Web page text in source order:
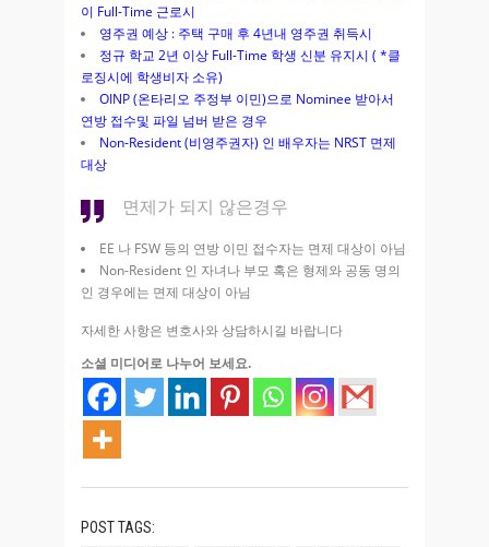
이 Full-Time 근로시
영주권 예상 : 주택 구매 후 4년내 영주권 취득시
정규 학교 2년 이상 Full-Time 학생 신분 유지시 ( *클
로징시에 학생비자 소유)
OINP (온타리오 주정부 이민)으로 Nominee 받아서
연방 접수및 파일 넘버 받은 경우
Non-Resident (비영주권자) 인 배우자는 NRST 면제
대상
면제가 되지 않은경우
EE 나 FSW 등의 연방 이민 접수자는 면제 대상이 아님
Non-Resident 인 자녀나 부모 혹은 형제와 공동 명의
인 경우에는 면제 대상이 아님
자세한 사항은 변호사와 상담하시길 바랍니다
소셜 미디어로 나누어 보세요.
POST TAGS: